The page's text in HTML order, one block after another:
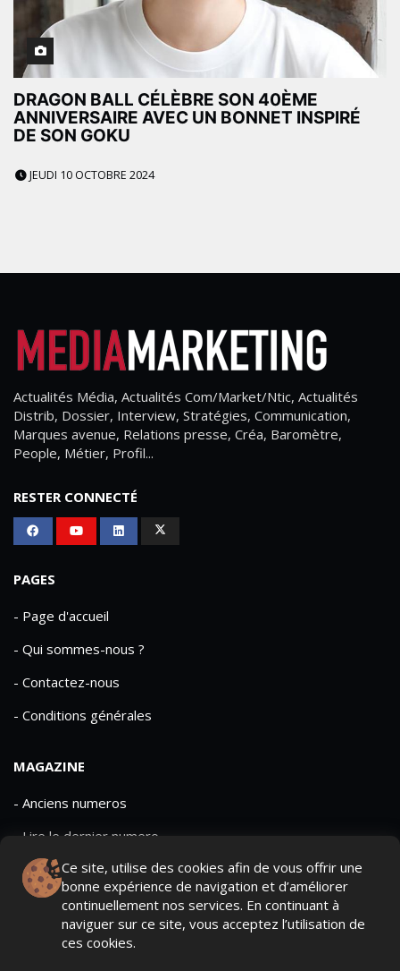
DRAGON BALL CÉLÈBRE SON 40ÈME
ANNIVERSAIRE AVEC UN BONNET INSPIRÉ
DE SON GOKU
JEUDI 10 OCTOBRE 2024
Ce site, utilise des cookies afin de vous offrir une
bonne expérience de navigation et d’améliorer
continuellement nos services. En continuant à
naviguer sur ce site, vous acceptez l’utilisation de
ces cookies.
Actualités Média, Actualités Com/Market/Ntic, Actualités
Distrib, Dossier, Interview, Stratégies, Communication,
Marques avenue, Relations presse, Créa, Baromètre,
People, Métier, Profil...
RESTER CONNECTÉ
PAGES
- Page d'accueil
- Qui sommes-nous ?
- Contactez-nous
- Conditions générales
MAGAZINE
- Anciens numeros
- Lire le dernier numero
- Publicite